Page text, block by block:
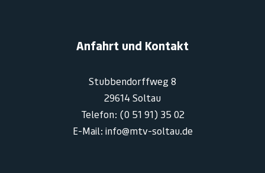
Anfahrt und Kontakt
Stubbendorffweg 8
29614 Soltau
Telefon: (0 51 91) 35 02
E-Mail: info@mtv-soltau.de